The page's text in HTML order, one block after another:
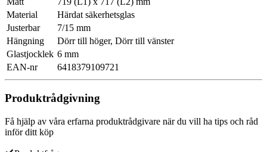
Material
Härdat säkerhetsglas
Justerbar
7/15 mm
Hängning
Dörr till höger, Dörr till vänster
Glastjocklek 6 mm
EAN-nr
6418379109721
Produktrådgivning
Få hjälp av våra erfarna produktrådgivare när du vill ha tips och råd
inför ditt köp